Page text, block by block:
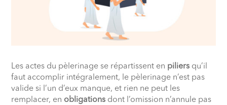
Les actes du pèlerinage se répartissent en piliers qu’il
faut accomplir intégralement, le pèlerinage n’est pas
valide si l’un d’eux manque, et rien ne peut les
remplacer, en obligations dont l’omission n’annule pas